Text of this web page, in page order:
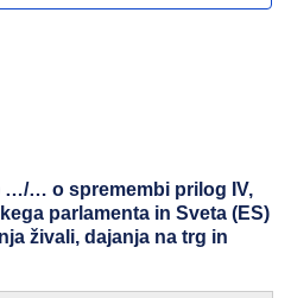
…/… o spremembi prilog IV,
parlamenta in Sveta (ES)
živali, dajanja na trg in